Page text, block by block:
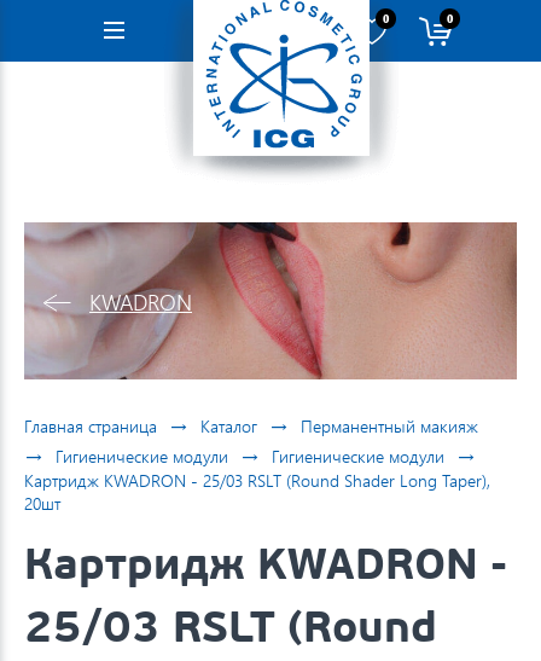
Навигация
0 0
KWADRON
Главная страница → Каталог → Перманентный макияж
→ Гигиенические модули → Гигиенические модули →
Картридж KWADRON - 25/03 RSLT (Round Shader Long Taper),
20шт
Картридж KWADRON -
25/03 RSLT (Round